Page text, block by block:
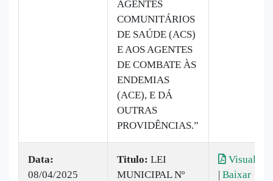
AGENTES
COMUNITÁRIOS
DE SAÚDE (ACS)
E AOS AGENTES
DE COMBATE ÀS
ENDEMIAS
(ACE), E DÁ
OUTRAS
PROVIDÊNCIAS.”
Data:
08/04/2025
Titulo: LEI
MUNICIPAL Nº
Visualizar
| Baixar